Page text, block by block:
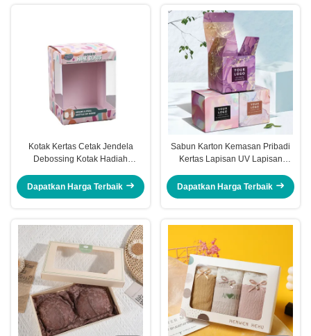
Kotak Kertas Cetak Jendela
Debossing Kotak Hadiah
Dapatkan Harga Terbaik
Sabun Karton Kemasan Pribadi
Kertas Lapisan UV Lapisan
Dapatkan Harga Terbaik